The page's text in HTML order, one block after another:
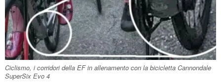
Ciclismo, i corridori della EF in allenamento con la bicicletta Cannondale
SuperSix Evo 4